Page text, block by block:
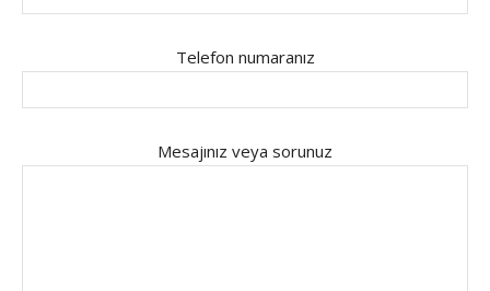
Telefon numaranız
Mesajınız veya sorunuz